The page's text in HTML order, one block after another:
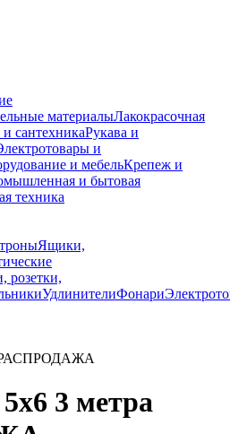
материалыЛакокрасочная
сантехникаРукава и
и
и мебельКрепеж и
и бытовая
техника
Ящики,
розетки,
УдлинителиФонари
РАСПРОДАЖА
3 метра